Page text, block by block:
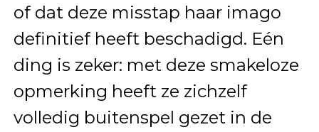
of dat deze misstap haar imago
definitief heeft beschadigd. Eén
ding is zeker: met deze smakeloze
opmerking heeft ze zichzelf
volledig buitenspel gezet in de